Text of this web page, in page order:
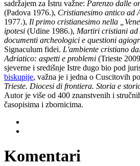
sadržajem za Istru važne: Parenzo dalle
(Padova 1976.), Cristianesimo antico ad
1977.), Il primo cristianesimo nella
ipotesi (Udine 1986.), Martiri cristiani ad
documenti archeologici e questioni
Signaculum fidei. L'ambiente cristiano
Adriatico: aspetti e problemi (Trieste
sjeverne i središnje Istre dugo bio pod
biskupije, važna je i jedna o Cuscitovih
Trieste. Diocesi di frontiera. Storia e
Autor je više od 400 znanstvenih i
časopisima i zbornicima.
Komentari